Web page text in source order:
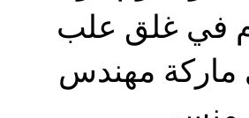
في غلق علب
ماركة مهندس